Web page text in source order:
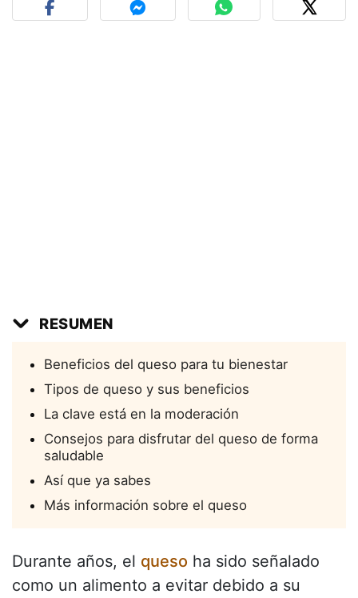
RESUMEN
Beneficios del queso para tu bienestar
Tipos de queso y sus beneficios
La clave está en la moderación
Consejos para disfrutar del queso de forma
saludable
Así que ya sabes
Más información sobre el queso
Durante años, el queso ha sido señalado
como un alimento a evitar debido a su